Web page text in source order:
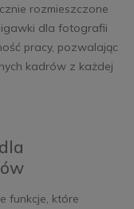
rozmieszczone
dla fotografii
pracy, pozwalając
kadrów z każdej
funkcje, które